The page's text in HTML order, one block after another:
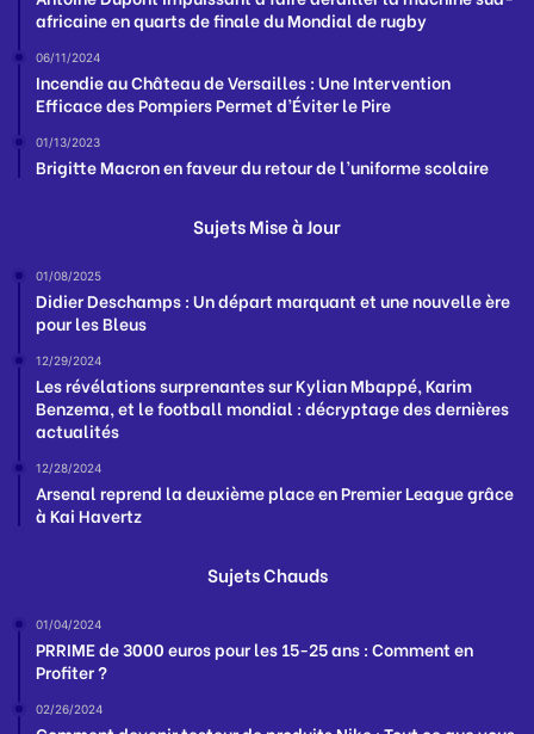
africaine en quarts de finale du Mondial de rugby
06/11/2024
Incendie au Château de Versailles : Une Intervention
Efficace des Pompiers Permet d’Éviter le Pire
01/13/2023
Brigitte Macron en faveur du retour de l’uniforme scolaire
Sujets Mise à Jour
01/08/2025
Didier Deschamps : Un départ marquant et une nouvelle ère
pour les Bleus
12/29/2024
Les révélations surprenantes sur Kylian Mbappé, Karim
Benzema, et le football mondial : décryptage des dernières
actualités
12/28/2024
Arsenal reprend la deuxième place en Premier League grâce
à Kai Havertz
Sujets Chauds
01/04/2024
PRRIME de 3000 euros pour les 15-25 ans : Comment en
Profiter ?
02/26/2024